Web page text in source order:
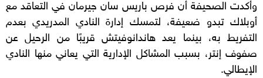
وأكدت الصحيفة أن فرص باريس سان جيرمان في التعاقد مع
أوبلاك تبدو ضعيفة، لتمسك إدارة النادي المدريدي بعدم
التفريط به، بينما يعد هاندانوفيتش قريبًا من الرحيل عن
صفوف إنتر، بسبب المشاكل الإدارية التي يعاني منها النادي
الإيطالي.